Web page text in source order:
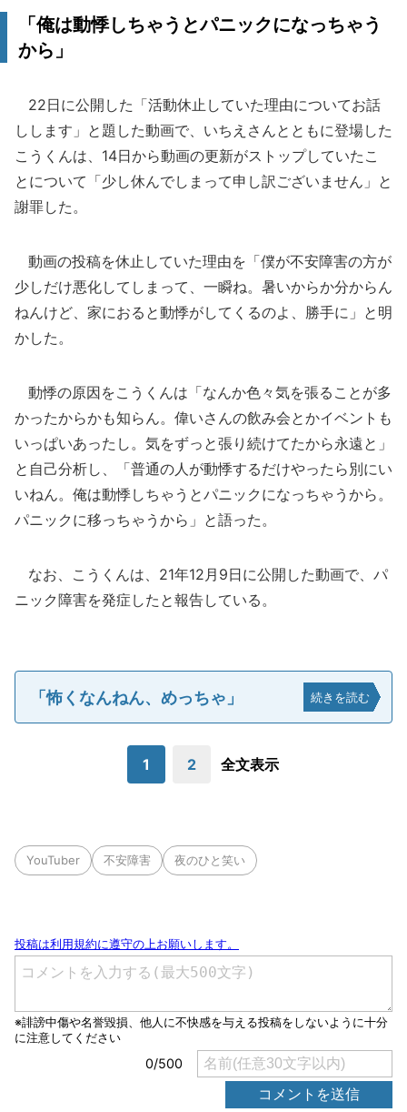
「俺は動悸しちゃうとパニックになっちゃう
から」
22日に公開した「活動休止していた理由についてお話
しします」と題した動画で、いちえさんとともに登場した
こうくんは、14日から動画の更新がストップしていたこ
とについて「少し休んでしまって申し訳ございません」と
謝罪した。
動画の投稿を休止していた理由を「僕が不安障害の方が
少しだけ悪化してしまって、一瞬ね。暑いからか分からん
ねんけど、家におると動悸がしてくるのよ、勝手に」と明
かした。
動悸の原因をこうくんは「なんか色々気を張ることが多
かったからかも知らん。偉いさんの飲み会とかイベントも
いっぱいあったし。気をずっと張り続けてたから永遠と」
と自己分析し、「普通の人が動悸するだけやったら別にい
いねん。俺は動悸しちゃうとパニックになっちゃうから。
パニックに移っちゃうから」と語った。
なお、こうくんは、21年12月9日に公開した動画で、パ
ニック障害を発症したと報告している。
「怖くなんねん、めっちゃ」 続きを読む
1 2 全文表示
YouTuber 不安障害 夜のひと笑い